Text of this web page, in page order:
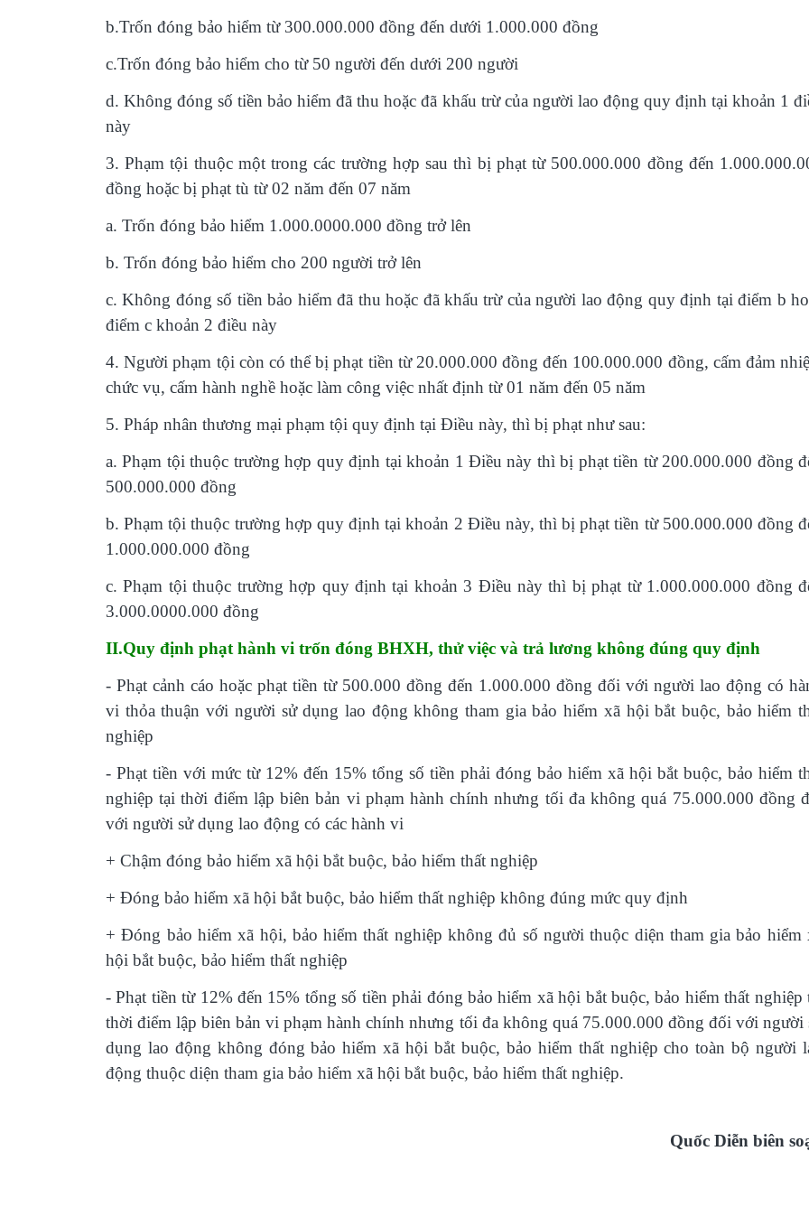
b.Trốn đóng bảo hiểm từ 300.000.000 đồng đến dưới 1.000.000 đồng
c.Trốn đóng bảo hiểm cho từ 50 người đến dưới 200 người
d. Không đóng số tiền bảo hiểm đã thu hoặc đã khấu trừ của người lao động quy định tại khoản 1
này
3. Phạm tội thuộc một trong các trường hợp sau thì bị phạt từ 500.000.000 đồng đến
đồng hoặc bị phạt tù từ 02 năm đến 07 năm
a. Trốn đóng bảo hiểm 1.000.0000.000 đồng trở lên
b. Trốn đóng bảo hiểm cho 200 người trở lên
c. Không đóng số tiền bảo hiểm đã thu hoặc đã khấu trừ của người lao động quy định tại điểm b
điểm c khoản 2 điều này
4. Người phạm tội còn có thể bị phạt tiền từ 20.000.000 đồng đến 100.000.000 đồng, cấm đảm
chức vụ, cấm hành nghề hoặc làm công việc nhất định từ 01 năm đến 05 năm
5. Pháp nhân thương mại phạm tội quy định tại Điều này, thì bị phạt như sau:
a. Phạm tội thuộc trường hợp quy định tại khoản 1 Điều này thì bị phạt tiền từ 200.000.000 đồng
500.000.000 đồng
b. Phạm tội thuộc trường hợp quy định tại khoản 2 Điều này, thì bị phạt tiền từ 500.000.000 đồng
1.000.000.000 đồng
c. Phạm tội thuộc trường hợp quy định tại khoản 3 Điều này thì bị phạt từ 1.000.000.000 đồng
3.000.0000.000 đồng
II.Quy định phạt hành vi trốn đóng BHXH, thử việc và trả lương không đúng quy định
- Phạt cảnh cáo hoặc phạt tiền từ 500.000 đồng đến 1.000.000 đồng đối với người lao động có
vi thỏa thuận với người sử dụng lao động không tham gia bảo hiểm xã hội bắt buộc, bảo hiểm
nghiệp
- Phạt tiền với mức từ 12% đến 15% tổng số tiền phải đóng bảo hiểm xã hội bắt buộc, bảo hiểm
nghiệp tại thời điểm lập biên bản vi phạm hành chính nhưng tối đa không quá 75.000.000 đồng
với người sử dụng lao động có các hành vi
+ Chậm đóng bảo hiểm xã hội bắt buộc, bảo hiểm thất nghiệp
+ Đóng bảo hiểm xã hội bắt buộc, bảo hiểm thất nghiệp không đúng mức quy định
+ Đóng bảo hiểm xã hội, bảo hiểm thất nghiệp không đủ số người thuộc diện tham gia bảo hiểm
hội bắt buộc, bảo hiểm thất nghiệp
- Phạt tiền từ 12% đến 15% tổng số tiền phải đóng bảo hiểm xã hội bắt buộc, bảo hiểm thất nghiệp
thời điểm lập biên bản vi phạm hành chính nhưng tối đa không quá 75.000.000 đồng đối với người
dụng lao động không đóng bảo hiểm xã hội bắt buộc, bảo hiểm thất nghiệp cho toàn bộ người
động thuộc diện tham gia bảo hiểm xã hội bắt buộc, bảo hiểm thất nghiệp.
Quốc Diễn biên